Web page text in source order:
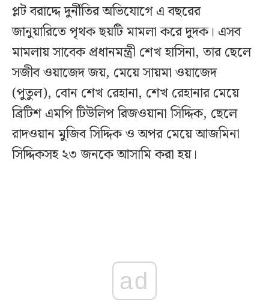
প্লট বরাদ্দে দুর্নীতির অভিযোগে এ বছরের
জানুয়ারিতে পৃথক ছয়টি মামলা করে দুদক। এসব
মামলায় সাবেক প্রধানমন্ত্রী শেখ হাসিনা, তার ছেলে
সজীব ওয়াজেদ জয়, মেয়ে সায়মা ওয়াজেদ
(পুতুল), বোন শেখ রেহানা, শেখ রেহানার মেয়ে
ব্রিটিশ এমপি টিউলিপ রিজওয়ানা সিদ্দিক, ছেলে
রাদওয়ান মুজিব সিদ্দিক ও অপর মেয়ে আজমিনা
সিদ্দিকসহ ২৩ জনকে আসামি করা হয়।
ad